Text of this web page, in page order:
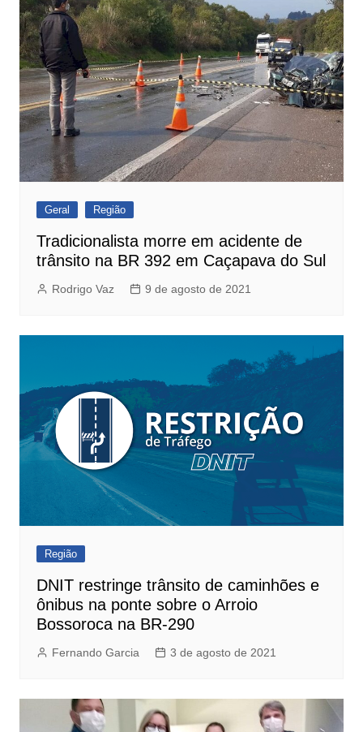
Geral Região
Tradicionalista morre em acidente de
trânsito na BR 392 em Caçapava do Sul
Rodrigo Vaz 9 de agosto de 2021
Região
DNIT restringe trânsito de caminhões e
ônibus na ponte sobre o Arroio
Bossoroca na BR-290
Fernando Garcia 3 de agosto de 2021